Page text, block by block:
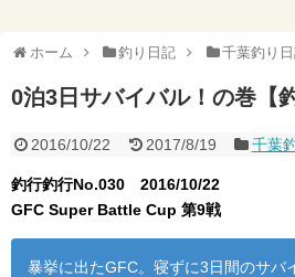
ホーム 釣り日記 千葉釣り
0泊3日サバイバル！の巻【
2016/10/22 2017/8/19 千葉
釣行釣行No.030 2016/10/22
GFC Super Battle Cup 第9戦
暴挙に出たGFC。寝ずに3日間のサバ